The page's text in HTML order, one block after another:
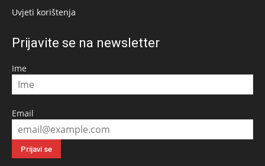
Uvjeti korištenja
Prijavite se na newsletter
Ime
Email